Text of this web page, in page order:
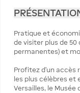
Pratique et
de visiter plus de 50
permanentes) et
Profitez d’un accès
les plus célèbres et
Versailles, le Musée